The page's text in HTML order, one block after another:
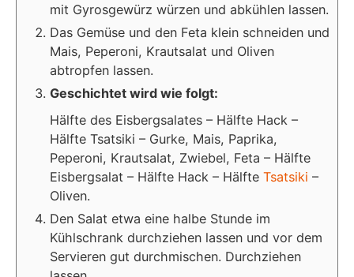
mit Gyrosgewürz würzen und abkühlen lassen.
Das Gemüse und den Feta klein schneiden und
Mais, Peperoni, Krautsalat und Oliven
abtropfen lassen.
Geschichtet wird wie folgt:
Hälfte des Eisbergsalates – Hälfte Hack –
Hälfte Tsatsiki – Gurke, Mais, Paprika,
Peperoni, Krautsalat, Zwiebel, Feta – Hälfte
Eisbergsalat – Hälfte Hack – Hälfte Tsatsiki –
Oliven.
Den Salat etwa eine halbe Stunde im
Kühlschrank durchziehen lassen und vor dem
Servieren gut durchmischen. Durchziehen